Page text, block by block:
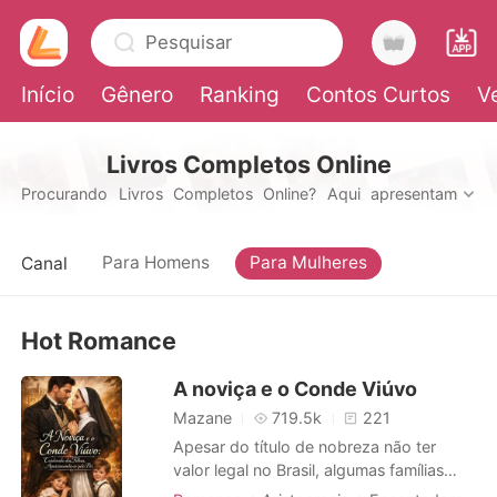
Pesquisar
Início Gênero Ranking Contos Curtos
Baixar App
Livros Completos Online
Procurando Livros Completos Online? Aqui apresentamos
Canal Para Homens Para Mulheres
Hot Romance
A noviça e o Conde Viúvo
Mazane 719.5k
221
Apesar do título de nobreza não ter
valor legal no Brasil, algumas famílias